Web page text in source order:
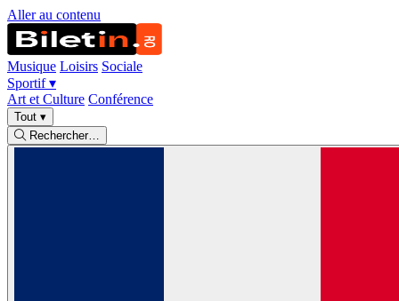
Aller au contenu
Musique Loisirs Sociale
Sportif▾
Art et Culture Conférence
Tout ▾
Rechercher…